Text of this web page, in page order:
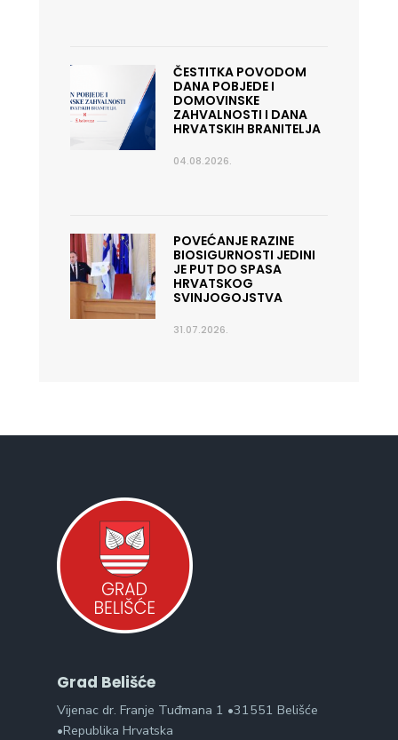
ČESTITKA POVODOM
DANA POBJEDE I
DOMOVINSKE
ZAHVALNOSTI I DANA
HRVATSKIH BRANITELJA
04.08.2026.
POVEĆANJE RAZINE
BIOSIGURNOSTI JEDINI
JE PUT DO SPASA
HRVATSKOG
SVINJOGOJSTVA
31.07.2026.
Grad Belišće
Vijenac dr. Franje Tuđmana 1 •31551 Belišće
•Republika Hrvatska